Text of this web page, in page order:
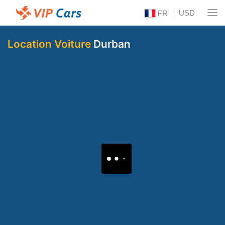
FR USD
Location Voiture Durban